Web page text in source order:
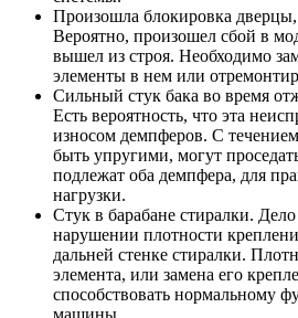
Произошла блокировка дверцы,
Вероятно, произошел сбой в
вышел из строя. Необходимо
элементы в нем или
Сильный стук бака во время
Есть вероятность, что эта
износом демпферов. С
быть упругими, могут
подлежат оба демпфера, для
нагрузки.
Стук в барабане стиралки.
нарушении плотности
дальней стенке стиралки.
элемента, или замена его
способствовать нормальному
машины.